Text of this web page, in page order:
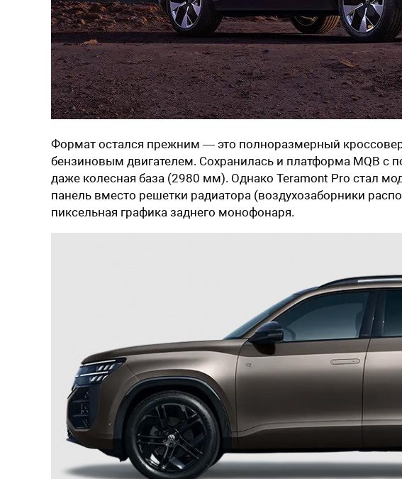
Формат остался прежним — это полноразмерный
бензиновым двигателем. Сохранилась и платформа MQB с
даже колесная база (2980 мм). Однако Teramont Pro стал
панель вместо решетки радиатора (воздухозаборники
пиксельная графика заднего монофонаря.